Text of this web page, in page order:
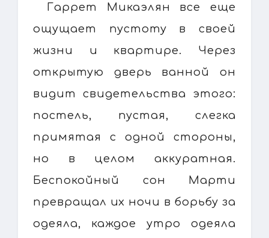
Гаррет Микаэлян все еще
ощущает пустоту в своей
жизни и квартире. Через
открытую дверь ванной он
видит свидетельства этого:
постель, пустая, слегка
примятая с одной стороны,
но в целом аккуратная.
Беспокойный сон Марти
превращал их ночи в борьбу за
одеяла, каждое утро одеяла